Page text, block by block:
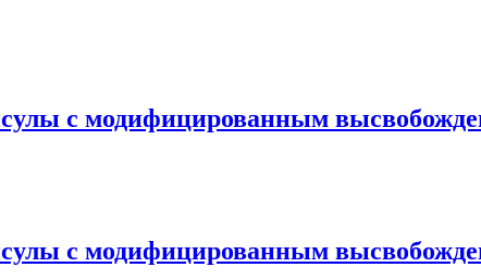
с модифицированным
с модифицированным